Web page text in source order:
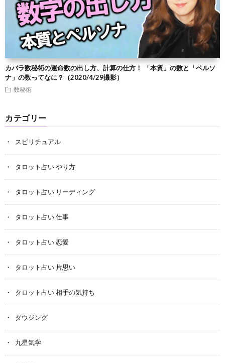
カバラ数秘術の運命数の出し方、計算の仕方！ 「本質」の数と「ペルソ
ナ」の数ってなに？（2020/4/29撮影）
数秘術
カテゴリー
スピリチュアル
タロット占い やり方
タロット占い リーディング
タロット占い 仕事
タロット占い 恋愛
タロット占い 片思い
タロット占い 相手の気持ち
ダウジング
九星気学